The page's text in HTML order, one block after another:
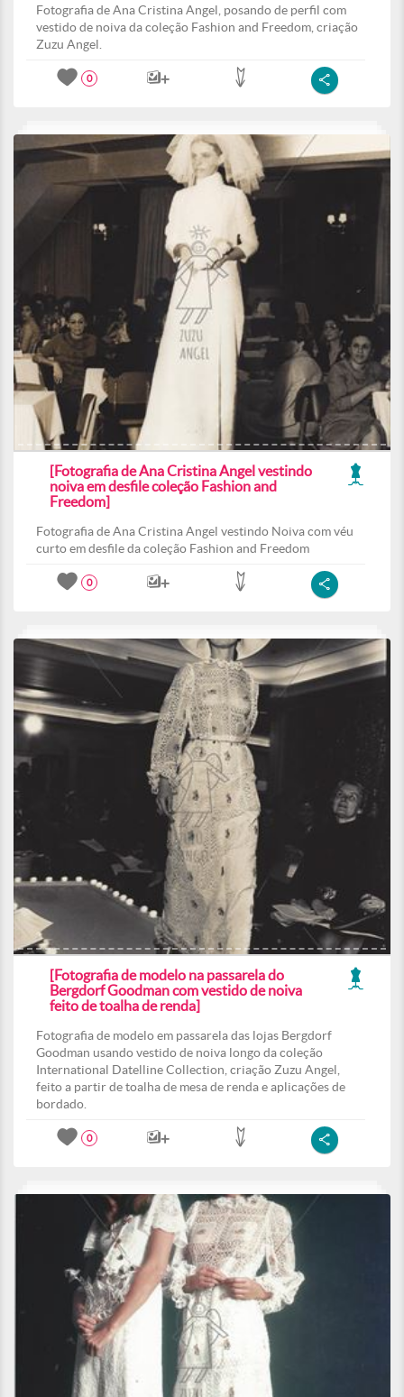
Fotografia de Ana Cristina Angel, posando de perfil com
vestido de noiva da coleção Fashion and Freedom, criação
Zuzu Angel.
0
[Fotografia de Ana Cristina Angel vestindo
noiva em desfile coleção Fashion and
Freedom]
Fotografia de Ana Cristina Angel vestindo Noiva com véu
curto em desfile da coleção Fashion and Freedom
0
[Fotografia de modelo na passarela do
Bergdorf Goodman com vestido de noiva
feito de toalha de renda]
Fotografia de modelo em passarela das lojas Bergdorf
Goodman usando vestido de noiva longo da coleção
International Datelline Collection, criação Zuzu Angel,
feito a partir de toalha de mesa de renda e aplicações de
bordado.
0